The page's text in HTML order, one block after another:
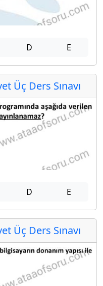
D E
Üç Ders Sınavı
D E
Üç Ders Sınavı